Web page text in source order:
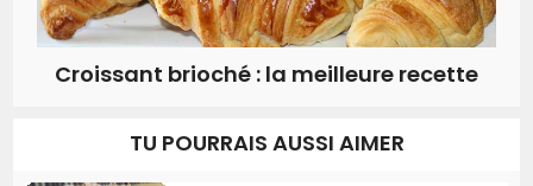
Croissant brioché : la meilleure recette
TU POURRAIS AUSSI AIMER